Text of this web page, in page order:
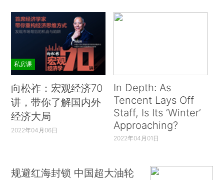
私房课
向松祚：宏观经济70
讲，带你了解国内外
经济大局
2022年04月06日
In Depth: As
Tencent Lays Off
Staff, Is Its ‘Winter’
Approaching?
2022年04月01日
规避红海封锁 中国超大油轮